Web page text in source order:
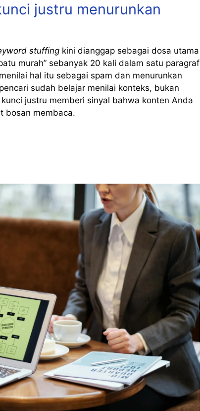
justru menurunkan
stuffing kini dianggap sebagai dosa utama
murah” sebanyak 20 kali dalam satu paragraf
hal itu sebagai spam dan menurunkan
sudah belajar menilai konteks, bukan
justru memberi sinyal bahwa konten Anda
bosan membaca.